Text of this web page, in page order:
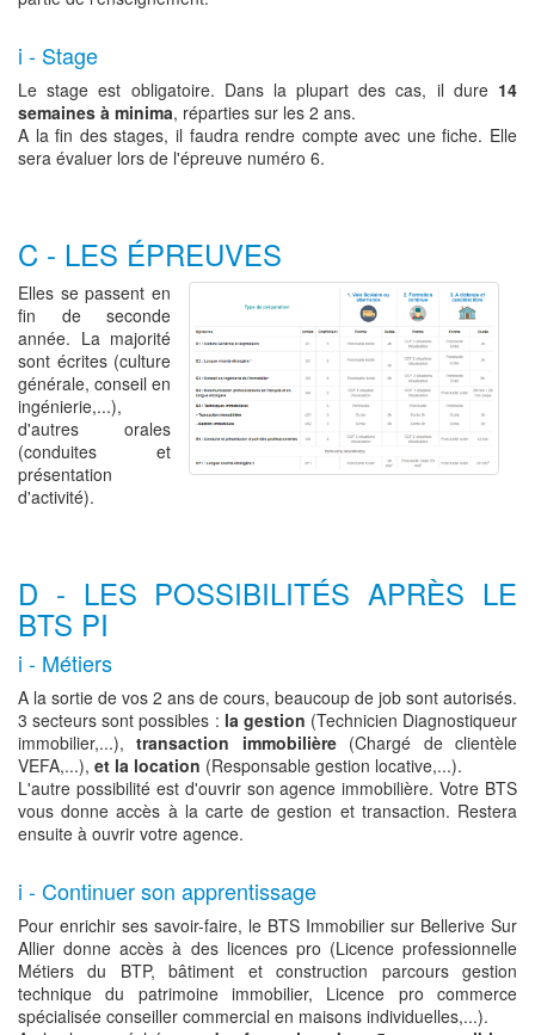
i - Stage
Le stage est obligatoire. Dans la plupart des cas, il dure 14
semaines à minima, réparties sur les 2 ans.
A la fin des stages, il faudra rendre compte avec une fiche. Elle
sera évaluer lors de l'épreuve numéro 6.
C - LES ÉPREUVES
Elles se passent en
fin de seconde
année. La majorité
sont écrites (culture
générale, conseil en
ingénierie,...),
d'autres orales
(conduites et
présentation
d'activité).
D - LES POSSIBILITÉS APRÈS LE
BTS PI
i - Métiers
A la sortie de vos 2 ans de cours, beaucoup de job sont autorisés.
3 secteurs sont possibles : la gestion (Technicien Diagnostiqueur
immobilier,...),transaction immobilière(Chargé de clientèle
VEFA,...), et la location (Responsable gestion locative,...).
L'autre possibilité est d'ouvrir son agence immobilière. Votre BTS
vous donne accès à la carte de gestion et transaction. Restera
ensuite à ouvrir votre agence.
i - Continuer son apprentissage
Pour enrichir ses savoir-faire, le BTS Immobilier sur Bellerive Sur
Allier donne accès à des licences pro (Licence professionnelle
Métiers du BTP, bâtiment et construction parcours gestion
technique du patrimoine immobilier, Licence pro commerce
spécialisée conseiller commercial en maisons individuelles,...).